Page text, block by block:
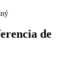
de